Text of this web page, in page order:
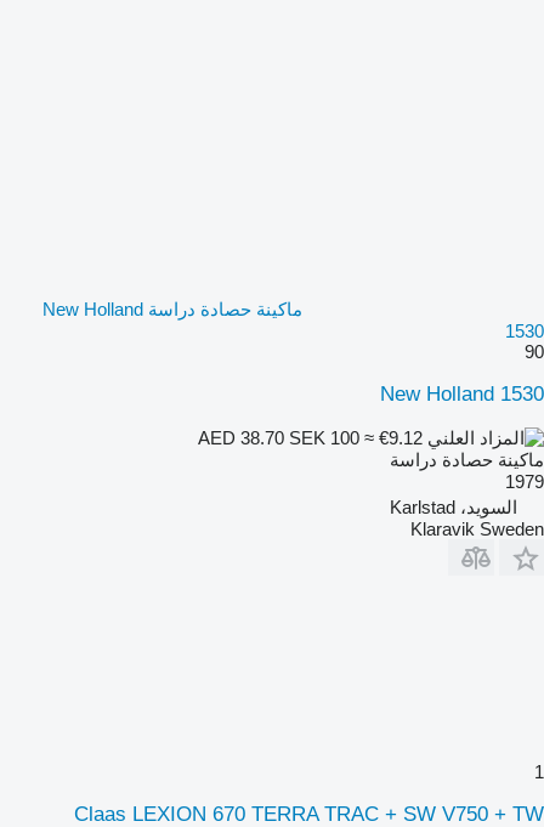
ماكينة حصادة دراسة New Holland
1530
90
New Holland 1530
SEK 100 ≈ €9.12
ماكينة حصادة دراسة
1979
السويد، Karlstad
Klaravik Sweden
1
Claas LEXION 670 TERRA TRAC + SW V750 + TW